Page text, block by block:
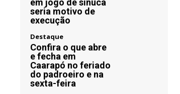
em jogo de sinuca
seria motivo de
execução
Destaque
Confira o que abre
e fecha em
Caarapó no feriado
do padroeiro e na
sexta-feira